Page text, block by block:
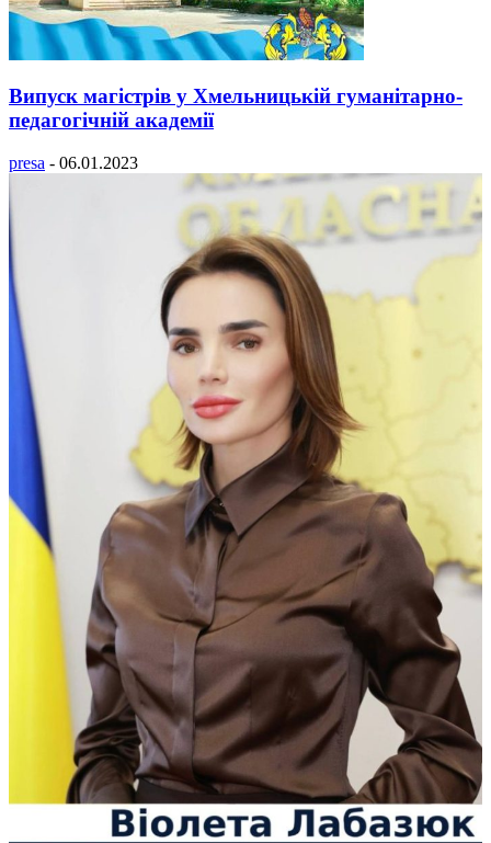
Випуск магістрів у Хмельницькій гуманітарно-
педагогічній академії
presa - 06.01.2023